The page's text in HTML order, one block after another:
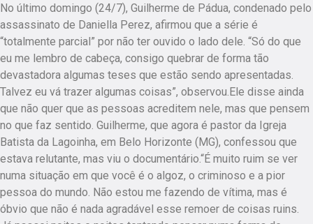
No último domingo (24/7), Guilherme de Pádua, condenado pelo
assassinato de Daniella Perez, afirmou que a série é
“totalmente parcial” por não ter ouvido o lado dele. “Só do que
eu me lembro de cabeça, consigo quebrar de forma tão
devastadora algumas teses que estão sendo apresentadas.
Talvez eu vá trazer algumas coisas”, observou.Ele disse ainda
que não quer que as pessoas acreditem nele, mas que pensem
no que faz sentido. Guilherme, que agora é pastor da Igreja
Batista da Lagoinha, em Belo Horizonte (MG), confessou que
estava relutante, mas viu o documentário.“É muito ruim se ver
numa situação em que você é o algoz, o criminoso e a pior
pessoa do mundo. Não estou me fazendo de vítima, mas é
óbvio que não é nada agradável esse remoer de coisas ruins.